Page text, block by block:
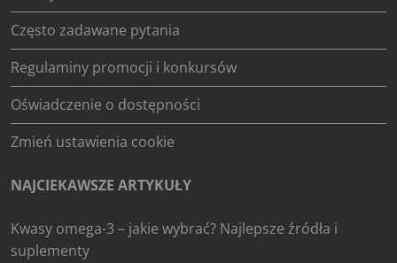
Często zadawane pytania
Regulaminy promocji i konkursów
Oświadczenie o dostępności
Zmień ustawienia cookie
NAJCIEKAWSZE ARTYKUŁY
Kwasy omega-3 – jakie wybrać? Najlepsze źródła i
suplementy